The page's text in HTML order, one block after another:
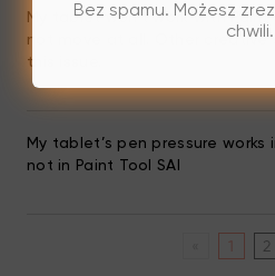
My tablet won’t work with Paint
not move at all. Other creative
this issue.
My tablet’s pen pressure
not in Paint Tool SAI
2
Bez spamu. Możesz
chwili.